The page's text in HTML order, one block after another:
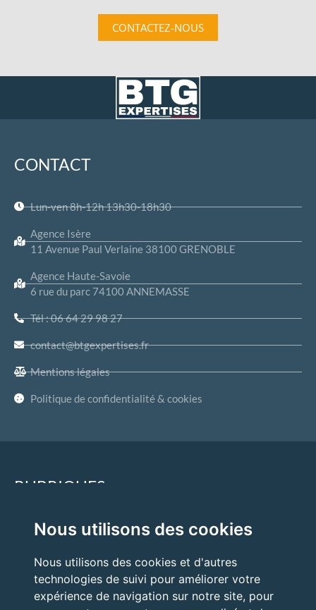
Nous utilisons des cookies
Nous utilisons des cookies et d'autres
technologies de suivi pour améliorer votre
expérience de navigation sur notre site, pour
CONTACTEZ-NOUS
CONTACT
Lun-ven 8h-12h 13h30-18h30
Agence Isère
11 Avenue Paul Verlaine 38100 GRENOBLE
Agence Haute-Savoie
6 rue du parc 74100 ANNEMASSE
Tél : 06 64 29 98 27
contact@btgexpertises.fr
Mentions légales
Politique de confidentialité & cookies
RUBRIQUES
Accueil
Quand faire appel à un expert ?
Nos expertises